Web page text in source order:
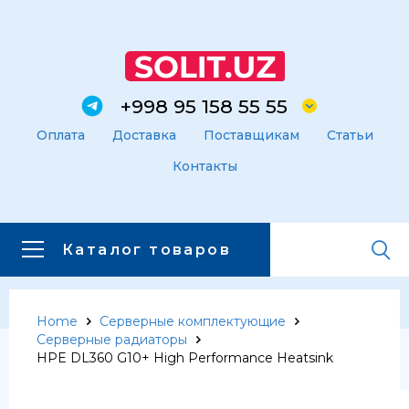
+998 95 158 55 55
Оплата Доставка Поставщикам
Статьи
Контакты
Каталог товаров
Главная Каталог товаров
Каталог товаров
Home
Серверные комплектующие
Серверные радиаторы
HPE DL360 G10+ High Performance Heatsink